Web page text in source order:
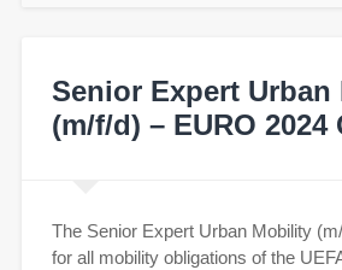
Senior Expert
(m/f/d) – EURO 2024
The Senior Expert Urban Mobility
for all mobility obligations of the